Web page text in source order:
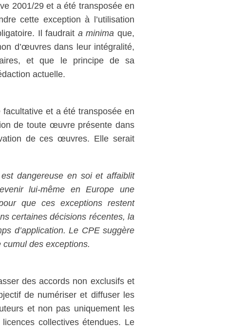
2001/29 et a été transposée en
cette exception à l’utilisation
Il faudrait a minima que,
d’œuvres dans leur intégralité,
et que le principe de sa
actuelle.
et a été transposée en
de toute œuvre présente dans
de ces œuvres. Elle serait
dangereuse en soi et affaiblit
lui-même en Europe une
que ces exceptions restent
certaines décisions récentes, la
d’application. Le CPE suggère
des exceptions.
des accords non exclusifs et
de numériser et diffuser les
et non pas uniquement les
collectives étendues. Le